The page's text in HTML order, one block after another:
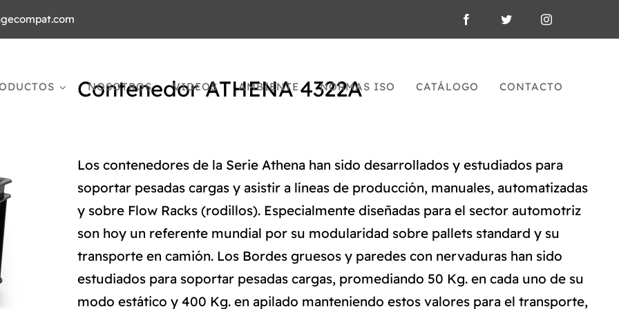
NOSOTROS VIDEOS AMBIENTE NORMAS ISO CATÁLOGO CONTACTO
Contenedor ATHENA 4322A
Los contenedores de la Serie Athena han sido desarrollados y estudiados para
soportar pesadas cargas y asistir a líneas de producción, manuales, automatizadas
y sobre Flow Racks (rodillos). Especialmente diseñadas para el sector automotriz
son hoy un referente mundial por su modularidad sobre pallets standard y su
transporte en camión. Los Bordes gruesos y paredes con nervaduras han sido
estudiados para soportar pesadas cargas, promediando 50 Kg. en cada uno de su
modo estático y 400 Kg. en apilado manteniendo estos valores para el transporte,